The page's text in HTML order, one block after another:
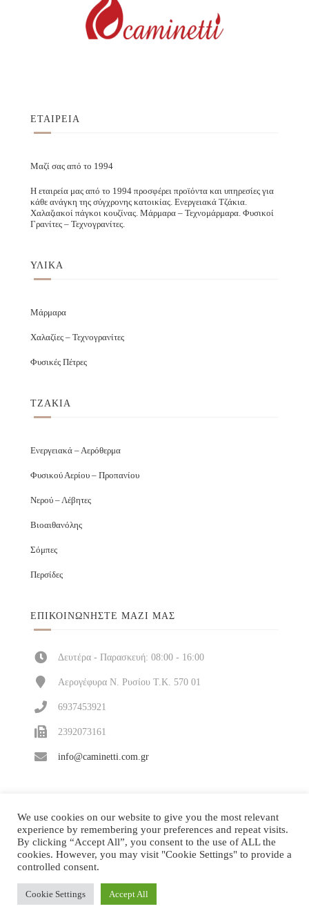
ΕΤΑΙΡΕΙΑ
Μαζί σας από το 1994
Η εταιρεία μας από το 1994 προσφέρει προϊόντα και υπηρεσίες για
κάθε ανάγκη της σύγχρονης κατοικίας. Ενεργειακά Τζάκια.
Χαλαζιακοί πάγκοι κουζίνας. Μάρμαρα – Τεχνομάρμαρα. Φυσικοί
Γρανίτες – Τεχνογρανίτες.
ΥΛΙΚΑ
Μάρμαρα
Χαλαζίες – Τεχνογρανίτες
Φυσικές Πέτρες
ΤΖΑΚΙΑ
Ενεργειακά – Αερόθερμα
Φυσικού Αερίου – Προπανίου
Νερού – Λέβητες
Βιοαιθανόλης
Σόμπες
Περσίδες
ΕΠΙΚΟΙΝΩΝΉΣΤΕ ΜΑΖΊ ΜΑΣ
Δευτέρα - Παρασκευή: 08:00 - 16:00
Αερογέφυρα Ν. Ρυσίου Τ.Κ. 570 01
6937453921
2392073161
info@caminetti.com.gr
Κατασκευή και υποστήριξηΔΙΠΛΟ ΚΛΙΚ
reserved!
We use cookies on our website to give you the most relevant
experience by remembering your preferences and repeat visits.
By clicking “Accept All”, you consent to the use of ALL the
cookies. However, you may visit "Cookie Settings" to provide a
controlled consent.
Cookie Settings Accept All